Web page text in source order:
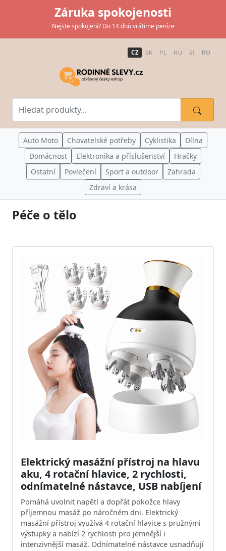
Záruka spokojenosti
Nejste spokojeni? Do 14 dnů vrátíme peníze
CZ SK PL HU SI RO
Auto Moto Chovatelské potřeby Cyklistika
Dílna
Domácnost
Elektronika a příslušenství
Hračky
Ostatní
Povlečení Sport a outdoor
Zahrada
Zdraví a krása
Péče o tělo
Elektrický masážní přístroj na hlavu
aku, 4 rotační hlavice, 2 rychlosti,
odnímatelné nástavce, USB nabíjení
Pomáhá uvolnit napětí a dopřát pokožce hlavy
příjemnou masáž po náročném dni. Elektrický
masážní přístroj využívá 4 rotační hlavice s pružnými
výstupky a nabízí 2 rychlosti pro jemnější i
intenzivnější masáž. Odnímatelné nástavce usnadňují